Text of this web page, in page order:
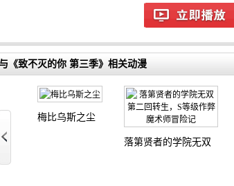
《致不灭的你 第三季》相关动漫
我是杂役女仆（自豪）！
梅比乌斯之尘
落第贤者的学院无双第二